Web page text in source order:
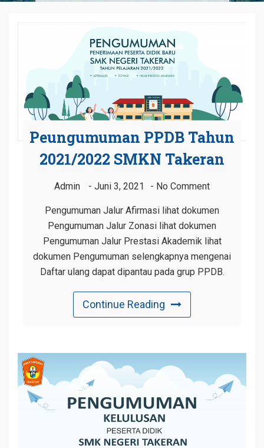
Peungumuman PPDB Tahun
2021/2022 SMKN Takeran
Admin Juni 3, 2021 No Comment
Pengumuman Jalur Afirmasi lihat dokumen
Pengumuman Jalur Zonasi lihat dokumen
Pengumuman Jalur Prestasi Akademik lihat
dokumen Pengumuman selengkapnya mengenai
Daftar ulang dapat dipantau pada grup PPDB.
Continue Reading